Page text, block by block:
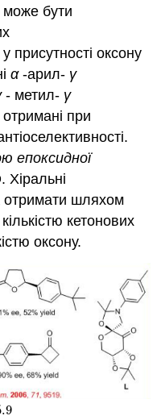
може бути
присутності оксону
α-арил- γ
- метил- γ
при
епоксидної
Хіральні
отримати шляхом
кетонових
оксону.
9
9